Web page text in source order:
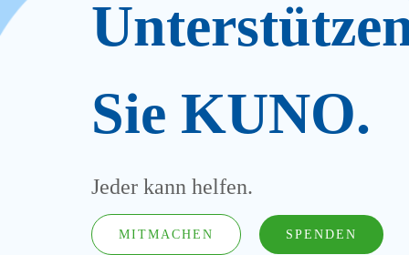
Sie KUNO.
Jeder kann helfen.
MITMACHEN SPENDEN